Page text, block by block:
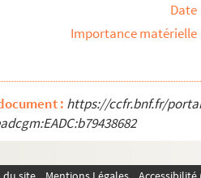
Date
Importance matérielle
: https://ccfr.bnf.fr/